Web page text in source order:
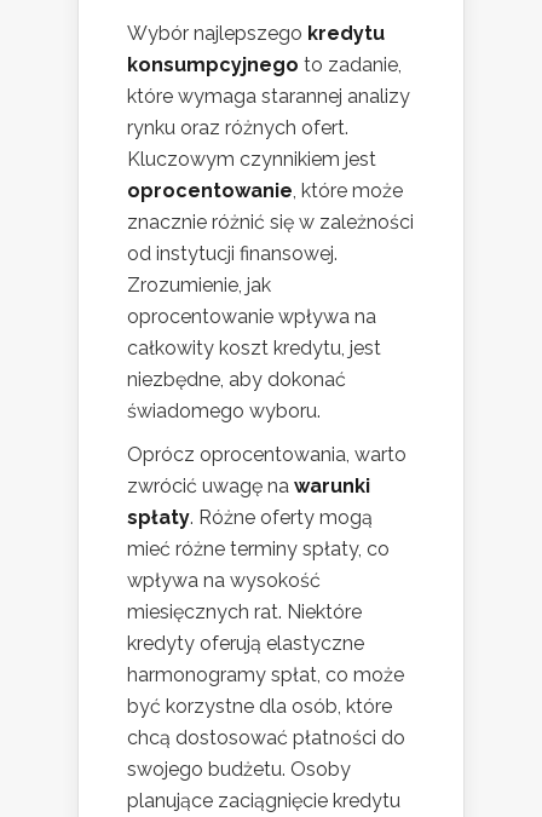
Wybór najlepszego kredytu
konsumpcyjnego to zadanie,
które wymaga starannej analizy
rynku oraz różnych ofert.
Kluczowym czynnikiem jest
oprocentowanie , które może
znacznie różnić się w zależności
od instytucji finansowej.
Zrozumienie, jak
oprocentowanie wpływa na
całkowity koszt kredytu, jest
niezbędne, aby dokonać
świadomego wyboru.
Oprócz oprocentowania, warto
zwrócić uwagę na warunki
spłaty. Różne oferty mogą
mieć różne terminy spłaty, co
wpływa na wysokość
miesięcznych rat. Niektóre
kredyty oferują elastyczne
harmonogramy spłat, co może
być korzystne dla osób, które
chcą dostosować płatności do
swojego budżetu. Osoby
planujące zaciągnięcie kredytu